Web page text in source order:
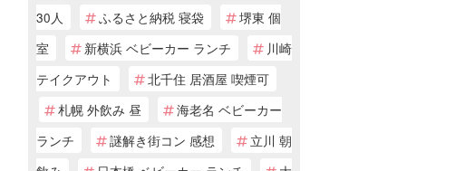
30人
ふるさと納税 寝袋
堺東 個
室
新横浜 ベビーカー ランチ
川崎
テイクアウト
北千住 居酒屋 喫煙可
札幌 外飲み 昼
海老名 ベビーカー
ランチ
謎解き街コン 感想
立川 朝